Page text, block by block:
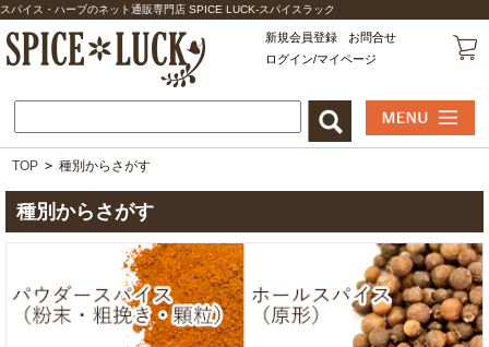
スパイス・ハーブのネット通販専門店 SPICE LUCK-スパイスラック
新規会員登録
お問合せ
ログイン/マイページ
TOP > 種別からさがす
種別からさがす